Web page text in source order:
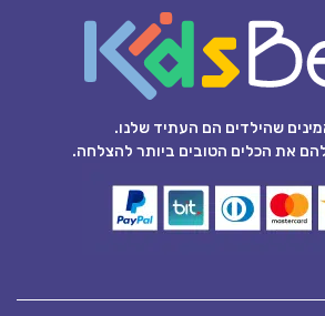
שהילדים הם העתיד שלנו.
את הכלים הטובים ביותר להצלחה.